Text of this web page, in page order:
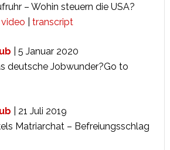
– Wohin steuern die USA?
video transcript
| 5 Januar 2020
deutsche Jobwunder?Go to
| 21 Juli 2019
Matriarchat – Befreiungsschlag